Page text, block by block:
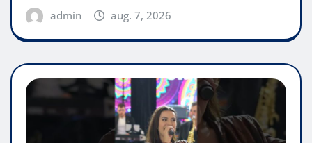
admin aug. 7, 2026